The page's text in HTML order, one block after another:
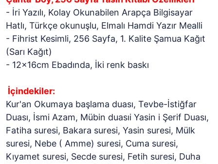
- İri Yazılı, Kolay Okunabilen Arapça Bilgisayar
Hatlı, Türkçe okunuşlu, Elmalı Hamdi Yazır Mealli
- Fihrist Kesimli, 256 Sayfa, 1. Kalite Şamua Kağıt
(Sarı Kağıt)
- 12x16cm Ebadında, İki renk baskı
İçindekiler:
Kur'an Okumaya başlama duası, Tevbe-İstiğfar
Duası, İsmi Azam, Mübin duasıi Yasin i Şerif Duası,
Fatiha suresi, Bakara suresi, Yasin suresi, Mülk
suresi, Nebe ( Amme) suresi, Cuma suresi,
Kıyamet suresi, Secde suresi, Fetih suresi, Duha